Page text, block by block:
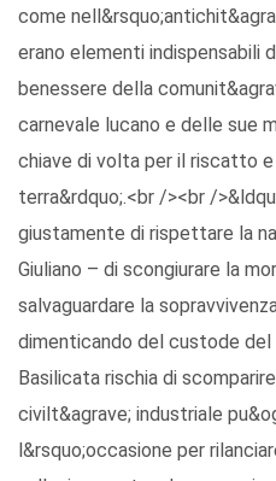
come
erano elementi indispensabili
benessere della
carnevale lucano e delle sue
chiave di volta per il riscatto
terra&rdquo;.<br /><br /
giustamente di rispettare la
Giuliano – di scongiurare la
salvaguardare la
dimenticando del custode del
Basilicata rischia di
civilt&agrave; industriale
l&rsquo;occasione per